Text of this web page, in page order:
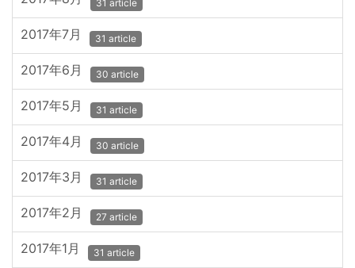
31 article
2017年7月 31 article
2017年6月 30 article
2017年5月 31 article
2017年4月 30 article
2017年3月 31 article
2017年2月 27 article
2017年1月 31 article